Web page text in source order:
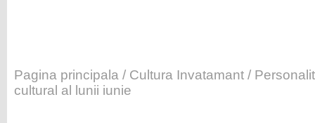
Pagina principala / Cultura Invatamant /
cultural al lunii iunie